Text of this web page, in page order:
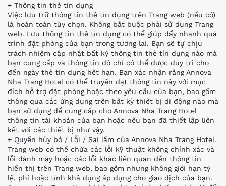
+ Thông tin thẻ tín dụng
Việc lưu trữ thông tin thẻ tín dụng trên Trang web (nếu có)
là hoàn toàn tùy chọn. Không bắt buộc phải sử dụng Trang
web. Lưu thông tin thẻ tín dụng có thể giúp đẩy nhanh quá
trình đặt phòng của bạn trong tương lai. Bạn sẽ tự chịu
trách nhiệm cập nhật bất kỳ thông tin thẻ tín dụng nào mà
bạn cung cấp và thông tin đó chỉ có thể được duy trì cho
đến ngày thẻ tín dụng hết hạn. Bạn xác nhận rằng Annova
Nha Trang Hotel có thể truyền đạt thông tin này với mục
đích hỗ trợ đặt phòng hoặc theo yêu cầu của bạn, bao gồm
thông qua các ứng dụng trên bất kỳ thiết bị di động nào mà
bạn sử dụng để cung cấp cho Annova Nha Trang Hotel
thông tin tài khoản của bạn hoặc nếu bạn đã thiết lập liên
kết với các thiết bị như vậy.
+ Quyền hủy bỏ / Lỗi / Sai lầm của Annova Nha Trang Hotel.
Trang web có thể chứa các lỗi kỹ thuật không chính xác và
lỗi đánh máy hoặc các lỗi khác liên quan đến thông tin
hiển thị trên Trang web, bao gồm nhưng không giới hạn tỷ
lệ, phí hoặc tính khả dụng áp dụng cho giao dịch của bạn.